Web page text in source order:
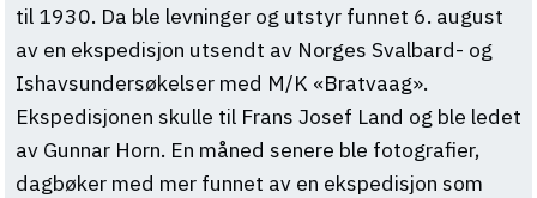
til 1930. Da ble levninger og utstyr funnet 6. august
av en ekspedisjon utsendt av Norges Svalbard- og
Ishavsundersøkelser med M/K «Bratvaag».
Ekspedisjonen skulle til Frans Josef Land og ble ledet
av Gunnar Horn. En måned senere ble fotografier,
dagbøker med mer funnet av en ekspedisjon som